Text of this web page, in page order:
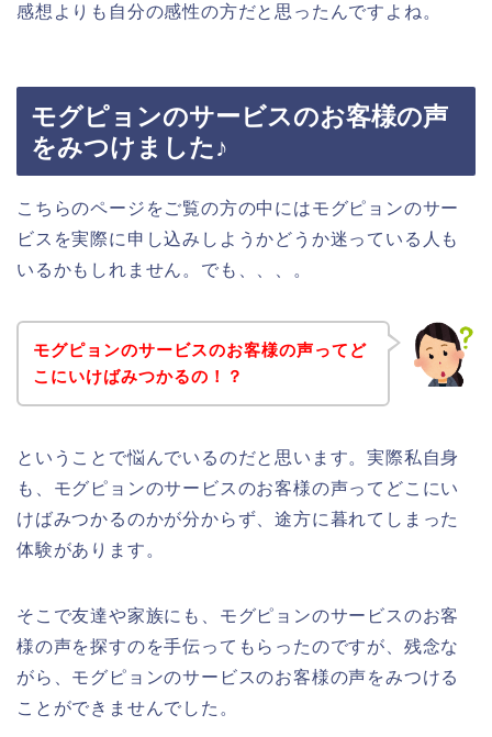
感想よりも自分の感性の方だと思ったんですよね。
モグピョンのサービスのお客様の声
をみつけました♪
こちらのページをご覧の方の中にはモグピョンのサー
ビスを実際に申し込みしようかどうか迷っている人も
いるかもしれません。でも、、、。
モグピョンのサービスのお客様の声ってど
こにいけばみつかるの！？
ということで悩んでいるのだと思います。実際私自身
も、モグピョンのサービスのお客様の声ってどこにい
けばみつかるのかが分からず、途方に暮れてしまった
体験があります。
そこで友達や家族にも、モグピョンのサービスのお客
様の声を探すのを手伝ってもらったのですが、残念な
がら、モグピョンのサービスのお客様の声をみつける
ことができませんでした。